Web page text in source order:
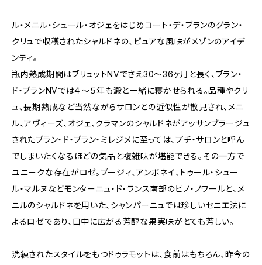
ル・メニル・シュール・オジェをはじめコート・デ・ブランのグラン・
クリュで収穫されたシャルドネの、ピュアな風味がメゾンのアイデ
ンティ。
瓶内熟成期間はブリュットNVでさえ30〜36ヶ月と長く、ブラン・
ド・ブランNVでは４〜５年も澱と一緒に寝かせられる。品種やクリ
ュ、長期熟成など当然ながらサロンとの近似性が散見され、メニ
ル、アヴィーズ、オジェ、クラマンのシャルドネがアッサンブラージュ
されたブラン・ド・ブラン・ミレジメに至っては、プチ・サロンと呼ん
でしまいたくなるほどの気品と複雑味が堪能できる。その一方で
ユニークな存在がロゼ。ブージィ、アンボネイ、トゥール・シュー
ル・マルヌなどモンターニュ・ド・ランス南部のピノ・ノワールと、メ
ニルのシャルドネを用いた、シャンパーニュでは珍しいセニエ法に
よるロゼであり、口中に広がる芳醇な果実味がとても芳しい。
洗練されたスタイルをもつドゥラモットは、食前はもちろん、昨今の